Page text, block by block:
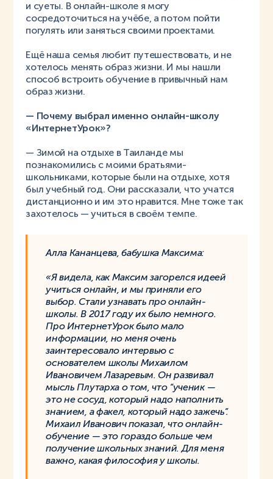
и суеты. В онлайн-школе я могу
сосредоточиться на учёбе, а потом пойти
погулять или заняться своими проектами.
Ещё наша семья любит путешествовать, и не
хотелось менять образ жизни. И мы нашли
способ встроить обучение в привычный нам
образ жизни.
— Почему выбрал именно онлайн-школу
«ИнтернетУрок»?
— Зимой на отдыхе в Таиланде мы
познакомились с моими братьями-
школьниками, которые были на отдыхе, хотя
был учебный год. Они рассказали, что учатся
дистанционно и им это нравится. Мне тоже так
захотелось — учиться в своём темпе.
Алла Кананцева, бабушка Максима:
«Я видела, как Максим загорелся идеей
учиться онлайн, и мы приняли его
выбор. Стали узнавать про онлайн-
школы. В 2017 году их было немного.
Про ИнтернетУрок было мало
информации, но меня очень
заинтересовало интервью с
основателем школы Михаилом
Ивановичем Лазаревым. Он развивал
мысль Плутарха о том, что “ученик —
это не сосуд, который надо наполнить
знанием, а факел, который надо зажечь”.
Михаил Иванович показал, что онлайн-
обучение — это гораздо больше чем
получение школьных знаний. Для меня
важно, какая философия у школы.